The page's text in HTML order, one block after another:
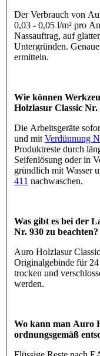
Der Verbrauch von
0,03 - 0,05 l/m² pro
Nassauftrag, auf
Untergründen.
ermitteln.
Wie können
Holzlasur Classic
Die Arbeitsgeräte
und mit Verdünnung
Produktreste durch
Seifenlösung oder in
gründlich mit Wasser
411 nachwaschen.
Was gibt es bei der
Nr. 930 zu beachten?
Auro Holzlasur
Originalgebinde für
trocken und
werden.
Wo kann man Auro
ordnungsgemäß